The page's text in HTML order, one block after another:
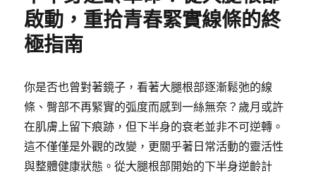
啟動，重拾青春緊實線條的終
極指南
你是否也曾對著鏡子，看著大腿根部逐漸鬆弛的線
條、臀部不再緊實的弧度而感到一絲無奈？歲月或許
在肌膚上留下痕跡，但下半身的衰老並非不可逆轉。
這不僅僅是外觀的改變，更關乎著日常活動的靈活性
與整體健康狀態。從大腿根部開始的下半身逆齡計